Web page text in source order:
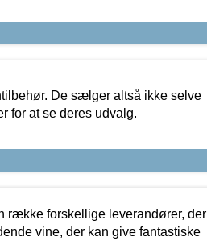
De sælger altså ikke selve
for at se deres udvalg.
række forskellige leverandører, der
vine, der kan give fantastiske